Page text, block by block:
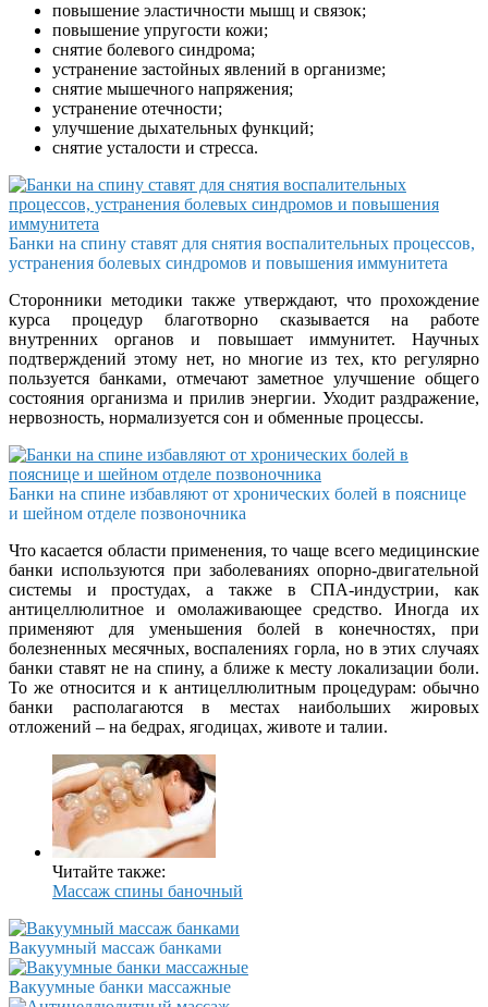
повышение эластичности мышц и связок;
повышение упругости кожи;
снятие болевого синдрома;
устранение застойных явлений в организме;
снятие мышечного напряжения;
устранение отечности;
улучшение дыхательных функций;
снятие усталости и стресса.
Банки на спину ставят для снятия воспалительных процессов,
устранения болевых синдромов и повышения иммунитета
Сторонники методики также утверждают, что прохождение
курса процедур благотворно сказывается на работе
внутренних органов и повышает иммунитет. Научных
подтверждений этому нет, но многие из тех, кто регулярно
пользуется банками, отмечают заметное улучшение общего
состояния организма и прилив энергии. Уходит раздражение,
нервозность, нормализуется сон и обменные процессы.
Банки на спине избавляют от хронических болей в пояснице
и шейном отделе позвоночника
Что касается области применения, то чаще всего медицинские
банки используются при заболеваниях опорно-двигательной
системы и простудах, а также в СПА-индустрии, как
антицеллюлитное и омолаживающее средство. Иногда их
применяют для уменьшения болей в конечностях, при
болезненных месячных, воспалениях горла, но в этих случаях
банки ставят не на спину, а ближе к месту локализации боли.
То же относится и к антицеллюлитным процедурам: обычно
банки располагаются в местах наибольших жировых
отложений – на бедрах, ягодицах, животе и талии.
Читайте также:
Массаж спины баночный
Вакуумный массаж банками
Вакуумные банки массажные